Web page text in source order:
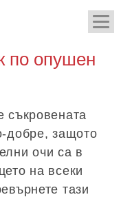
по опушен
съкровената
добре, защото
очи са в
на всеки
тази